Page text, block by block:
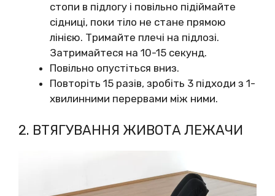
стопи в підлогу і повільно підіймайте
сідниці, поки тіло не стане прямою
лінією. Тримайте плечі на підлозі.
Затримайтеся на 10-15 секунд.
Повільно опустіться вниз.
Повторіть 15 разів, зробіть 3 підходи з 1-
хвилинними перервами між ними.
2. ВТЯГУВАННЯ ЖИВОТА ЛЕЖАЧИ